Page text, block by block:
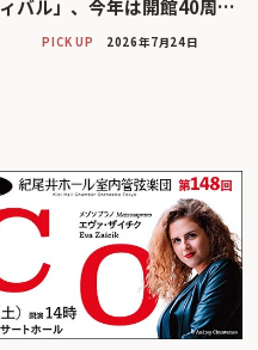
ィバル」、今年は開館40周…
PICK UP 2026年7月24日